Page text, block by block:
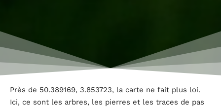
Près de 50.389169, 3.853723, la carte ne fait plus loi.
Ici, ce sont les arbres, les pierres et les traces de pas